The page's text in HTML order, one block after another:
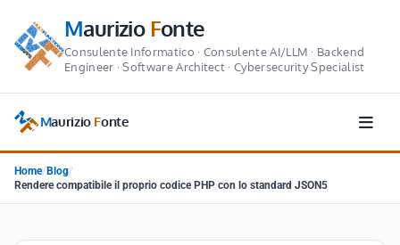
MaurizioFonte
Consulente Informatico · Consulente AI/LLM · Backend
Engineer · Software Architect · Cybersecurity Specialist
Maurizio Fonte
Home/ Blog/
Rendere compatibile il proprio codice PHP con lo standard JSON5